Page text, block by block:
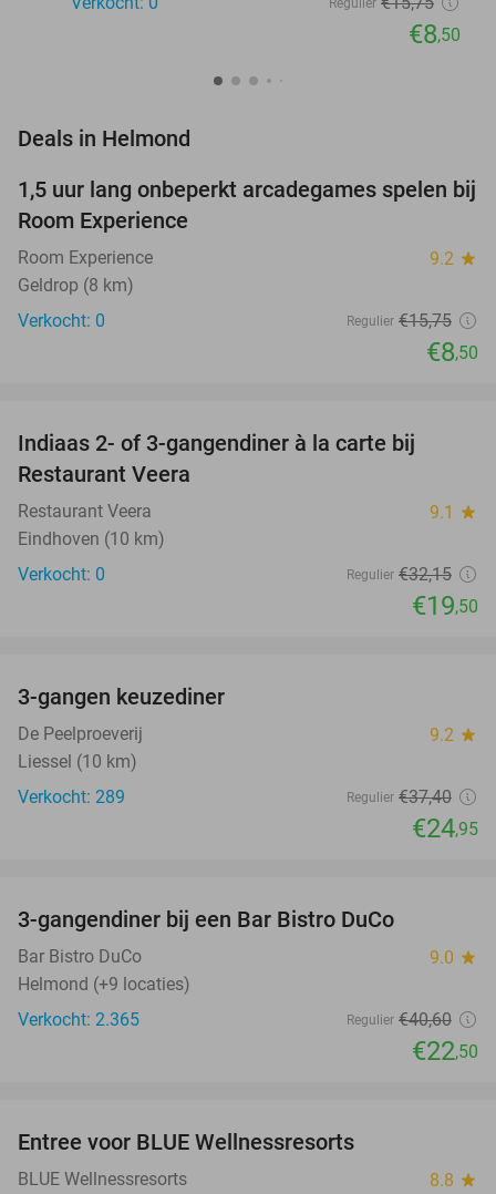
€8,50
Deals in Helmond
46%
TODAY
1,5 uur lang onbeperkt arcadegames spelen bij
Room Experience
Room Experience 9.2 star
Geldrop (8 km)
Verkocht: 0
Regulier €15,75
€8,50
TODAY
Indiaas 2- of 3-gangendiner à la carte bij
Restaurant Veera
Restaurant Veera 9.1 star
Eindhoven (10 km)
Verkocht: 0
Regulier €32,15
€19,50
3-gangen keuzediner
De Peelproeverij 9.2 star
Liessel (10 km)
Verkocht: 289
Regulier €37,40
€24,95
3-gangendiner bij een Bar Bistro DuCo
Bar Bistro DuCo 9.0 star
Helmond (+9 locaties)
Verkocht: 2.365
Regulier €40,60
€22,50
Entree voor BLUE Wellnessresorts
BLUE Wellnessresorts 8.8 star